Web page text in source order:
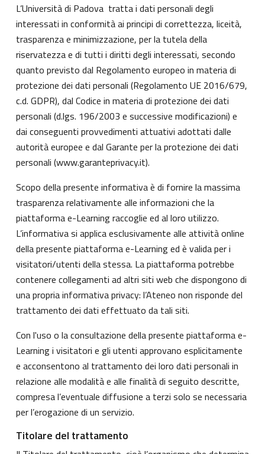
L’Università di Padova tratta i dati personali degli
interessati in conformità ai principi di correttezza, liceità,
trasparenza e minimizzazione, per la tutela della
riservatezza e di tutti i diritti degli interessati, secondo
quanto previsto dal Regolamento europeo in materia di
protezione dei dati personali (Regolamento UE 2016/679,
c.d. GDPR), dal Codice in materia di protezione dei dati
personali (d.lgs. 196/2003 e successive modificazioni) e
dai conseguenti provvedimenti attuativi adottati dalle
autorità europee e dal Garante per la protezione dei dati
personali (www.garanteprivacy.it).
Scopo della presente informativa è di fornire la massima
trasparenza relativamente alle informazioni che la
piattaforma e-Learning raccoglie ed al loro utilizzo.
L’informativa si applica esclusivamente alle attività online
della presente piattaforma e-Learning ed è valida per i
visitatori/utenti della stessa. La piattaforma potrebbe
contenere collegamenti ad altri siti web che dispongono di
una propria informativa privacy: l’Ateneo non risponde del
trattamento dei dati effettuato da tali siti.
Con l'uso o la consultazione della presente piattaforma e-
Learning i visitatori e gli utenti approvano esplicitamente
e acconsentono al trattamento dei loro dati personali in
relazione alle modalità e alle finalità di seguito descritte,
compresa l’eventuale diffusione a terzi solo se necessaria
per l’erogazione di un servizio.
Titolare del trattamento